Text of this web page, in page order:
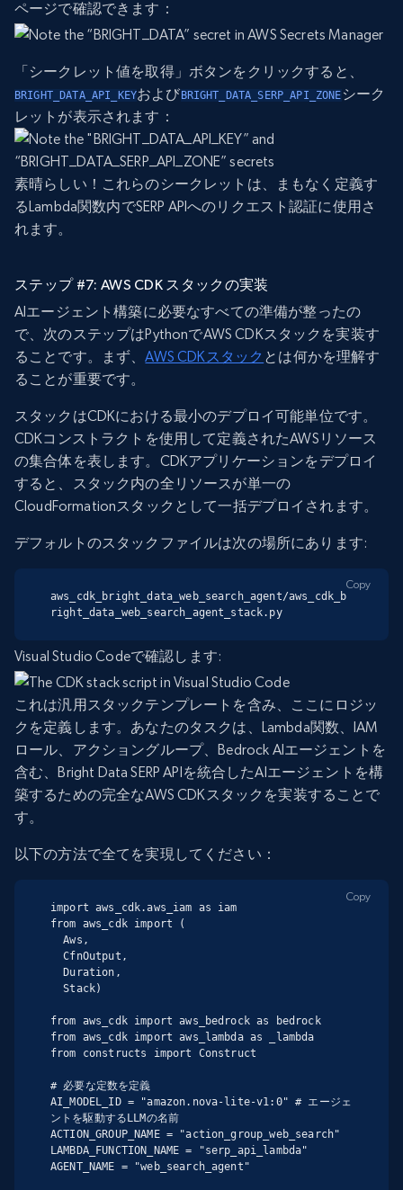
ページで確認できます：
「シークレット値を取得」ボタンをクリックすると、
BRIGHT_DATA_API_KEYおよびBRIGHT_DATA_SERP_API_ZONE シーク
レットが表示されます：
素晴らしい！これらのシークレットは、まもなく定義す
るLambda関数内でSERP APIへのリクエスト認証に使用さ
れます。
ステップ #7: AWS CDK スタックの実装
AIエージェント構築に必要なすべての準備が整ったの
で、次のステップはPythonでAWS CDKスタックを実装す
ることです。まず、AWS CDKスタック とは何かを理解す
ることが重要です。
スタックはCDKにおける最小のデプロイ可能単位です。
CDKコンストラクトを使用して定義されたAWSリソース
の集合体を表します。CDKアプリケーションをデプロイ
すると、スタック内の全リソースが単一の
CloudFormationスタックとして一括デプロイされます。
デフォルトのスタックファイルは次の場所にあります:
aws_cdk_bright_data_web_search_agent/aws_cdk_b
right_data_web_search_agent_stack.py
Copy
Visual Studio Codeで確認します:
これは汎用スタックテンプレートを含み、ここにロジッ
クを定義します。あなたのタスクは、Lambda関数、IAM
ロール、アクショングループ、Bedrock AIエージェントを
含む、Bright Data SERP APIを統合したAIエージェントを構
築するための完全なAWS CDKスタックを実装することで
す。
以下の方法で全てを実現してください：
import aws_cdk.aws_iam as iam
from aws_cdk import (
  Aws,
  CfnOutput,
  Duration,
  Stack)
from aws_cdk import aws_bedrock as bedrock
from aws_cdk import aws_lambda as _lambda
from constructs import Construct
# 必要な定数を定義
AI_MODEL_ID = "amazon.nova-lite-v1:0" # エージェ
ントを駆動するLLMの名前
ACTION_GROUP_NAME = "action_group_web_search"
LAMBDA_FUNCTION_NAME = "serp_api_lambda"
AGENT_NAME = "web_search_agent"
Copy